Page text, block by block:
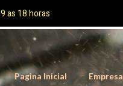
as 18 horas
Pagina Inicial Empresa